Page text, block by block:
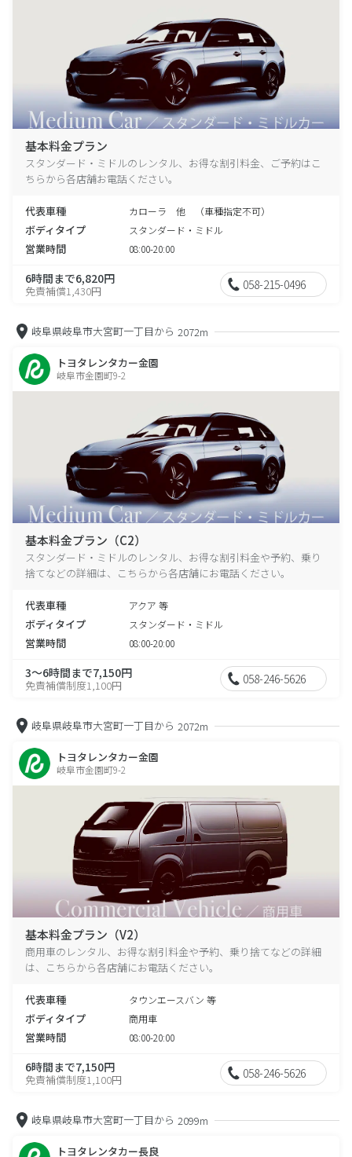
基本料金プラン
スタンダード・ミドルのレンタル、お得な割引料金、ご予約はこ
ちらから各店舗お電話ください。
代表車種 カローラ 他 （車種指定不可）
ボディタイプ スタンダード・ミドル
営業時間 08:00-20:00
6時間まで6,820円
免責補償1,430円 058-215-0496
岐阜県岐阜市大宮町一丁目から 2072m
トヨタレンタカー金園
岐阜市金園町9-2
基本料金プラン（C2）
スタンダード・ミドルのレンタル、お得な割引料金や予約、乗り
捨てなどの詳細は、こちらから各店舗にお電話ください。
代表車種 アクア 等
ボディタイプ スタンダード・ミドル
営業時間 08:00-20:00
3～6時間まで7,150円
免責補償制度1,100円 058-246-5626
岐阜県岐阜市大宮町一丁目から 2072m
トヨタレンタカー金園
岐阜市金園町9-2
基本料金プラン（V2）
商用車のレンタル、お得な割引料金や予約、乗り捨てなどの詳細
は、こちらから各店舗にお電話ください。
代表車種 タウンエースバン 等
ボディタイプ 商用車
営業時間 08:00-20:00
6時間まで7,150円
免責補償制度1,100円 058-246-5626
岐阜県岐阜市大宮町一丁目から 2099m
トヨタレンタカー長良